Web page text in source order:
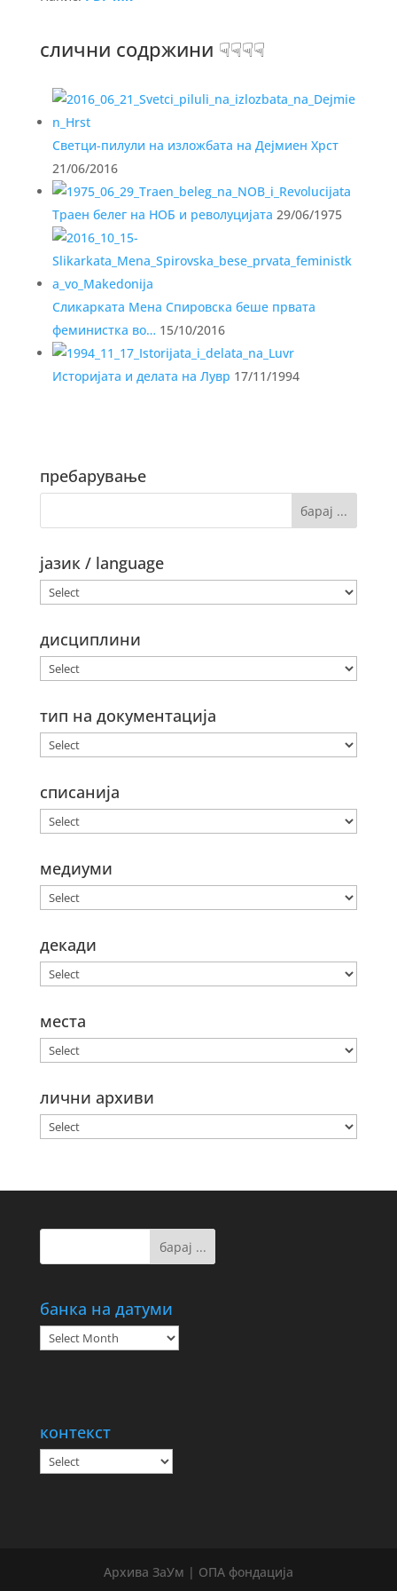
слични содржини ☟☟☟☟
Светци-пилули на изложбата на Дејмиен Хрст
21/06/2016
Траен белег на НОБ и револуцијата 29/06/1975
Сликарката Мена Спировска беше првата
феминистка во… 15/10/2016
Историјата и делата на Лувр 17/11/1994
пребарување
јазик / language
дисциплини
тип на документација
списанија
медиуми
декади
места
лични архиви
банка на датуми
банка
на
контекст
Архива ЗаУм | ОПА фондација